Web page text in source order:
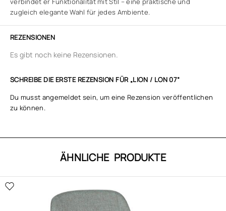
zugleich elegante Wahl für jedes Ambiente.
REZENSIONEN
Es gibt noch keine Rezensionen.
SCHREIBE DIE ERSTE REZENSION FÜR „LION / LON 07“
Du musst angemeldet sein, um eine Rezension veröffentlichen
zu können.
ÄHNLICHE PRODUKTE